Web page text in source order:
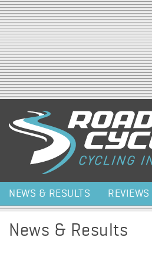
Jump to
NEWS & RESULTS
News & Results